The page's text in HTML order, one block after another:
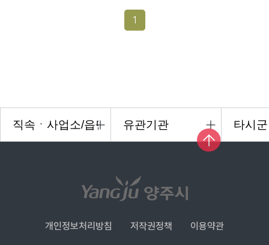
1
개인정보처리방침 저작권정책 이용약관